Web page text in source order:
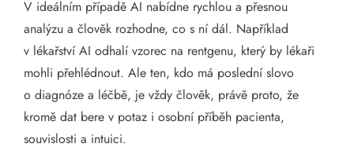
V ideálním případě AI nabídne rychlou a přesnou
analýzu a člověk rozhodne, co s ní dál. Například
v lékařství AI odhalí vzorec na rentgenu, který by lékaři
mohli přehlédnout. Ale ten, kdo má poslední slovo
o diagnóze a léčbě, je vždy člověk, právě proto, že
kromě dat bere v potaz i osobní příběh pacienta,
souvislosti a intuici.